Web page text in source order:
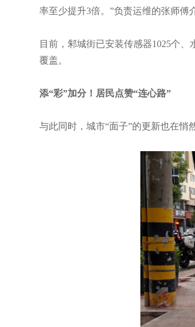
率至少提升3倍。”负责运维的张师傅
目前，邾城街已安装传感器1025个
覆盖。
添“彩”加分！居民点赞“连心路”
与此同时，城市“面子”的更新也在悄